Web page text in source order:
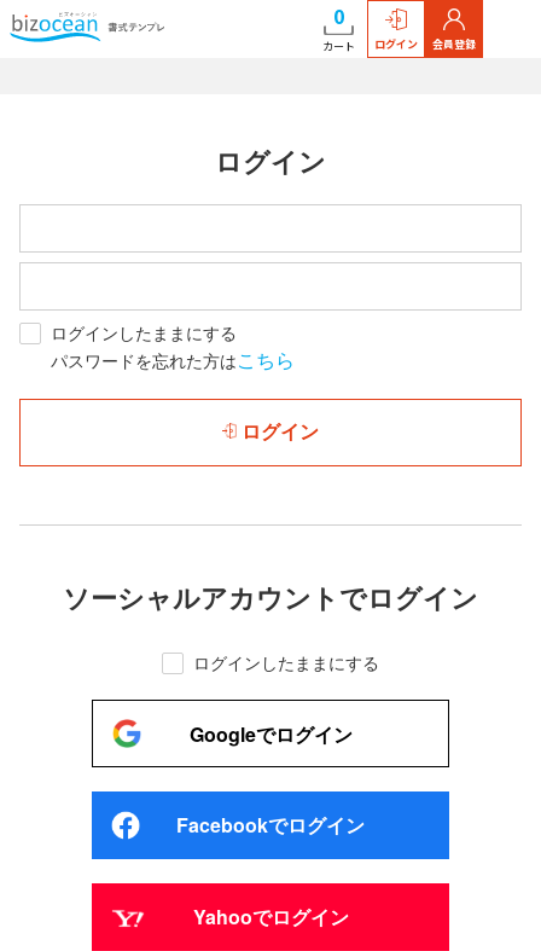
0
カート ログイン 会員登録
ログイン
ログインしたままにする
パスワードを忘れた方はこちら
ログイン
ソーシャルアカウントでログイン
ログインしたままにする
Googleでログイン
Facebookでログイン
Yahooでログイン